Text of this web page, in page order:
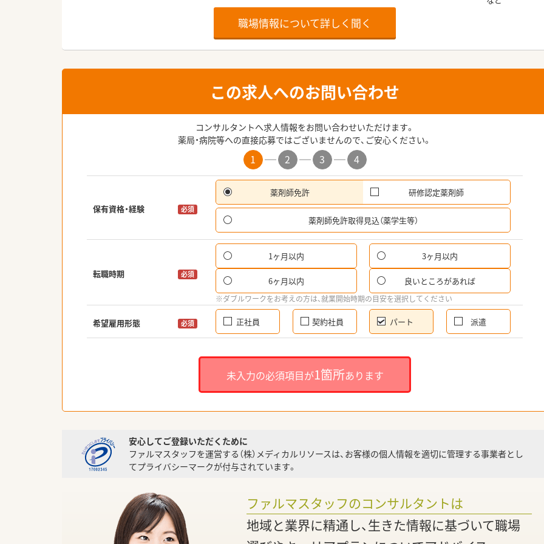
職場情報について詳しく聞く
この求人へのお問い合わせ
コンサルタントへ求人情報をお問い合わせいただけます。
薬局・病院等への直接応募ではございませんので、ご安心ください。
1 2 3 4
保有資格・経験 必須
薬剤師免許 研修認定薬剤師
薬剤師免許取得見込（薬学生等）
転職時期 必須
1ヶ月以内 3ヶ月以内
6ヶ月以内 良いところがあれば
※ダブルワークをお考えの方は、就業開始時期の目安を選択してください
希望雇用形態 必須 正社員 契約社員 パート 派遣
未入力の必須項目が1箇所あります
安心してご登録いただくために
ファルマスタッフを運営する（株）メディカルリソースは、お客様の個人情報を適切に管理する事業者とし
てプライバシーマークが付与されています。
ファルマスタッフのコンサルタントは
地域と業界に精通し、生きた情報に基づいて職場